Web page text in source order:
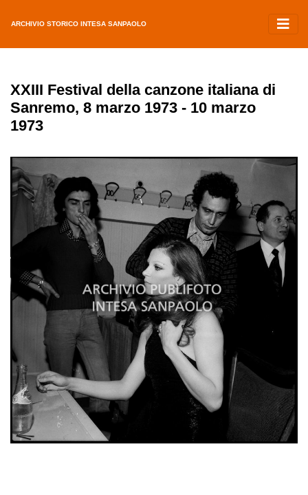
ARCHIVIO STORICO INTESA SANPAOLO
XXIII Festival della canzone italiana di
Sanremo, 8 marzo 1973 - 10 marzo
1973